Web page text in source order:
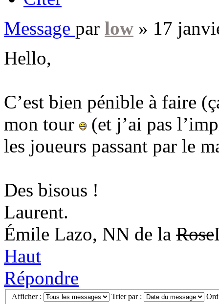
Message par low » 17
Hello,
C’est bien pénible à faire
mon tour
(et j’ai pas
les joueurs passant par le
Des bisous !
Laurent.
Émile Lazo, NN de la Rose
Haut
Répondre
Afficher : Trier par :